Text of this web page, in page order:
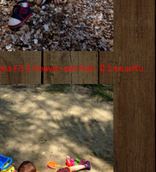
F3 X Heaven and Hell มี 3 ซองครับ